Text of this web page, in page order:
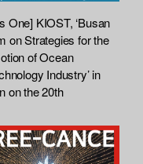
One] KIOST, ‘Busan
on Strategies for the
of Ocean
Industry’ in
on the 20th